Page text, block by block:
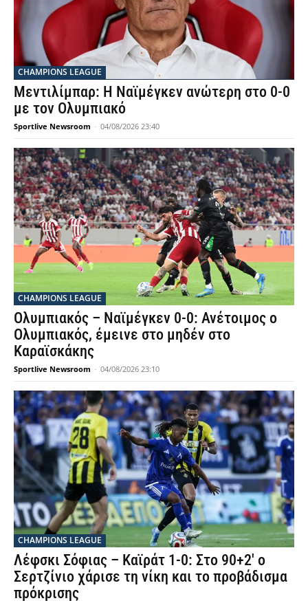
CHAMPIONS LEAGUE
Μεντιλίμπαρ: Η Ναϊμέγκεν ανώτερη στο 0-0
με τον Ολυμπιακό
Sportlive Newsroom - 04/08/2026 23:40
CHAMPIONS LEAGUE
Ολυμπιακός – Ναϊμέγκεν 0-0: Ανέτοιμος ο
Ολυμπιακός, έμεινε στο μηδέν στο
Καραϊσκάκης
Sportlive Newsroom - 04/08/2026 23:10
CHAMPIONS LEAGUE
Λέφσκι Σόφιας – Καϊράτ 1-0: Στο 90+2′ ο
Σερτζίνιο χάρισε τη νίκη και το προβάδισμα
πρόκρισης